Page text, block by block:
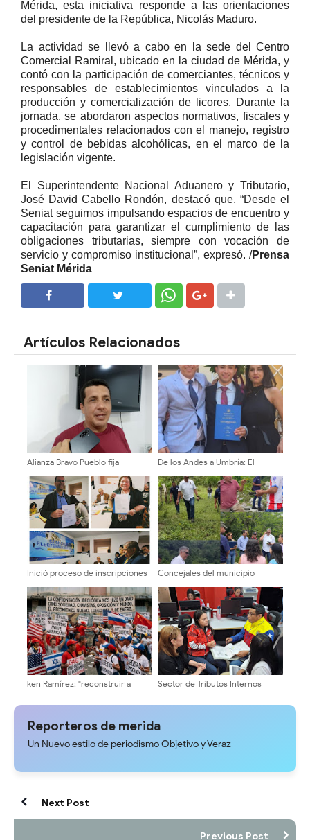
Mérida, esta iniciativa responde a las orientaciones
del presidente de la República, Nicolás Maduro.
La actividad se llevó a cabo en la sede del Centro
Comercial Ramiral, ubicado en la ciudad de Mérida, y
contó con la participación de comerciantes, técnicos y
responsables de establecimientos vinculados a la
producción y comercialización de licores. Durante la
jornada, se abordaron aspectos normativos, fiscales y
procedimentales relacionados con el manejo, registro
y control de bebidas alcohólicas, en el marco de la
legislación vigente.
El Superintendente Nacional Aduanero y Tributario,
José David Cabello Rondón, destacó que, “Desde el
Seniat seguimos impulsando espacios de encuentro y
capacitación para garantizar el cumplimiento de las
obligaciones tributarias, siempre con vocación de
servicio y compromiso institucional”, expresó. /Prensa
Seniat Mérida
Artículos Relacionados
Alianza Bravo Pueblo fija
cambio y la
reinstitucionalización de
Venezuela
De los Andes a Umbría: El
en Italia descifrando el origen
de la arepa andina
Inició proceso de inscripciones
ULA
Concejales del municipio
en la Cuesta del Chama!
ken Ramírez: "reconstruir a
sólidas y una agenda centrada
Sector de Tributos Internos
Directa y Asesoría a
Reporteros de merida
Un Nuevo estilo de periodismo Objetivo y Veraz
Next Post
Previous Post